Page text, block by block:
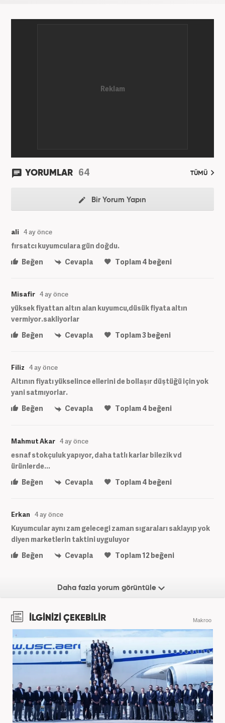
YORUMLAR 64 TÜMÜ
Bir Yorum Yapın
ali 4 ay önce
fırsatcı kuyumculara gün doğdu.
Beğen
Cevapla Toplam4 beğeni
Misafir 4 ay önce
yüksek fiyattan altın alan kuyumcu,düsük fiyata altın
vermiyor.sakliyorlar
Beğen
Cevapla Toplam3beğeni
Filiz 4 ay önce
Altının fiyatı yükselince ellerini de bollaşır düştüğü için yok
yani satmıyorlar.
Beğen
Cevapla Toplam4 beğeni
Mahmut Akar 4 ay önce
esnaf stokçuluk yapıyor, daha tatlı karlar bilezik vd
ürünlerde...
Beğen
Cevapla Toplam4 beğeni
Erkan 4 ay önce
Kuyumcular aynı zam gelecegi zaman sıgaraları saklayıp yok
diyen marketlerin taktini uyguluyor
Beğen
Cevapla Toplam12beğeni
Daha fazla yorum görüntüle
İLGİNİZİ ÇEKEBİLİR Makroo